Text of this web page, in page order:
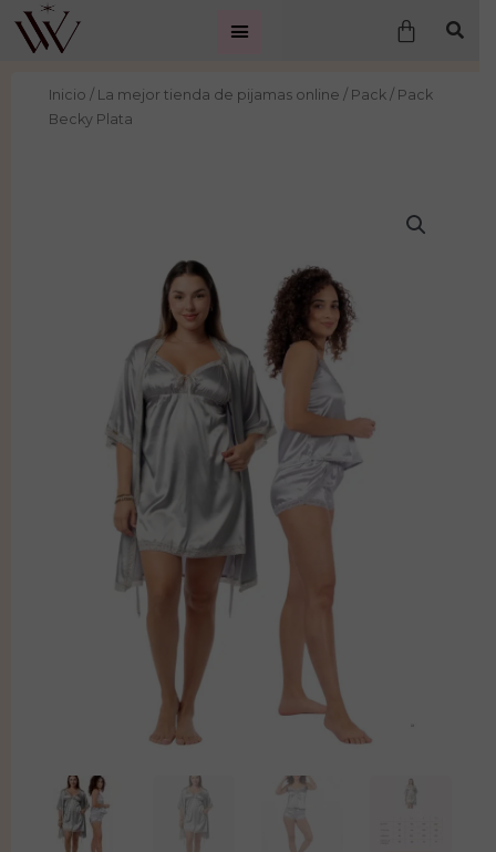
Carrito
Inicio / La mejor tienda de pijamas online / Pack / Pack
Becky Plata